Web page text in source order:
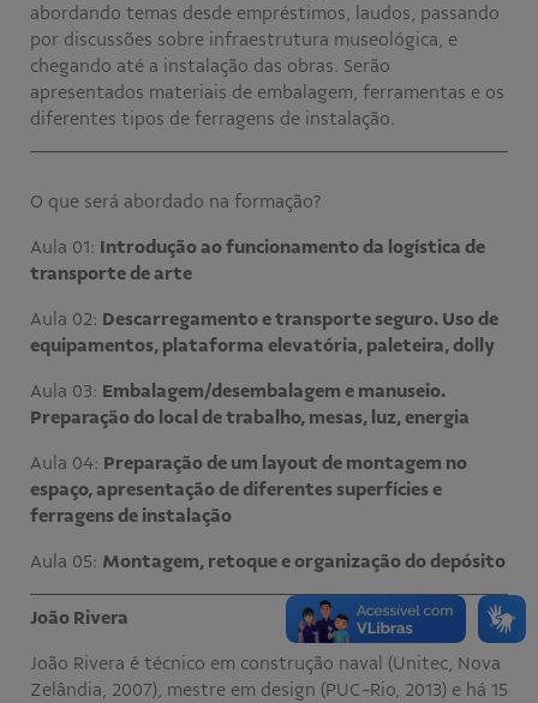
abordando temas desde empréstimos, laudos, passando
por discussões sobre infraestrutura museológica, e
chegando até a instalação das obras. Serão
apresentados materiais de embalagem, ferramentas e os
diferentes tipos de ferragens de instalação.
O que será abordado na formação?
Aula 01: Introdução ao funcionamento da logística de
transporte de arte
Aula 02: Descarregamento e transporte seguro. Uso de
equipamentos, plataforma elevatória, paleteira, dolly
Aula 03: Embalagem/desembalagem e manuseio.
Preparação do local de trabalho, mesas, luz, energia
Aula 04: Preparação de um layout de montagem no
espaço, apresentação de diferentes superfícies e
ferragens de instalação
Aula 05: Montagem, retoque e organização do depósito
João Rivera
João Rivera é técnico em construção naval (Unitec, Nova
Zelândia, 2007), mestre em design (PUC-Rio, 2013) e há 15